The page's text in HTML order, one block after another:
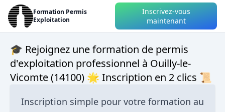
Formation Permis
Exploitation
Inscrivez-vous
maintenant
🎓 Rejoignez une formation de permis
d'exploitation professionnel à Ouilly-le-
Vicomte (14100) 🌟 Inscription en 2 clics 📜
Inscription simple pour votre formation au